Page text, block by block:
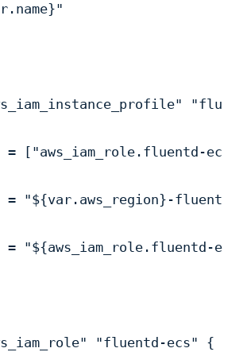
"flu
= ["aws_iam_role.fluentd-ec
= "${var.aws_region}-fluent
= "${aws_iam_role.fluentd-e
"fluentd-ecs" {